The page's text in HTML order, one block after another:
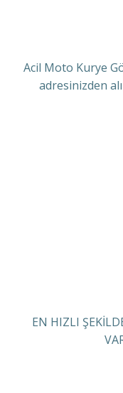
Acil Moto Kurye
adresinizden
EN HIZLI